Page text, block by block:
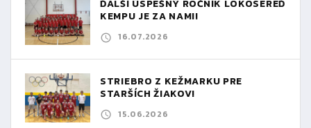
ĎALŠÍ ÚSPEŠNÝ ROČNÍK LOKOSEREĎ
KEMPU JE ZA NAMI!
16.07.2026
STRIEBRO Z KEŽMARKU PRE
STARŠÍCH ŽIAKOV!
15.06.2026